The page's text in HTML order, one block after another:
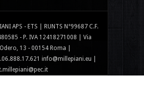
APS - ETS | RUNTS N°99687 C.F.
- P. IVA 12418271008 | Via
13 - 00154 Roma |
info@millepiani.eu |